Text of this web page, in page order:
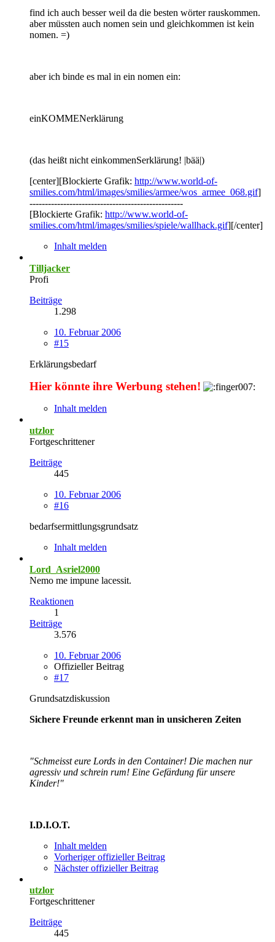
find ich auch besser weil da die besten wörter rauskommen.
aber müssten auch nomen sein und gleichkommen ist kein
nomen. =)
aber ich binde es mal in ein nomen ein:
einKOMMENerklärung
(das heißt nicht einkommenSerklärung! |bää|)
[center][Blockierte Grafik: http://www.world-of-
smilies.com/html/images/smilies/armee/wos_armee_068.gif]
--------------------------------------------------
[Blockierte Grafik: http://www.world-of-
smilies.com/html/images/smilies/spiele/wallhack.gif][/center]
Inhalt melden
Tilljacker
Profi
Beiträge
1.298
10. Februar 2006
#15
Erklärungsbedarf
Hier könnte ihre Werbung stehen!
Inhalt melden
utzlor
Fortgeschrittener
Beiträge
445
10. Februar 2006
#16
bedarfsermittlungsgrundsatz
Inhalt melden
Lord_Asriel2000
Nemo me impune lacessit.
Reaktionen
1
Beiträge
3.576
10. Februar 2006
Offizieller Beitrag
#17
Grundsatzdiskussion
Sichere Freunde erkennt man in unsicheren Zeiten
"Schmeisst eure Lords in den Container! Die machen nur
agressiv und schrein rum! Eine Gefärdung für unsere
Kinder!"
I.D.I.O.T.
Inhalt melden
Vorheriger offizieller Beitrag
Nächster offizieller Beitrag
utzlor
Fortgeschrittener
Beiträge
445